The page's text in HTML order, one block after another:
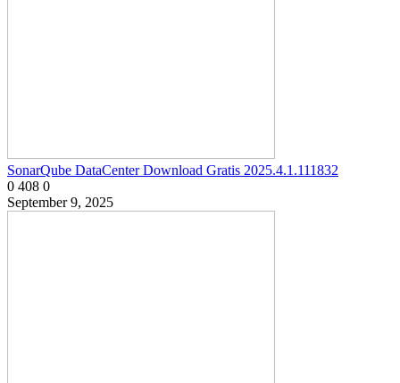
SonarQube DataCenter Download Gratis 2025.4.1.111832
0 408 0
September 9, 2025